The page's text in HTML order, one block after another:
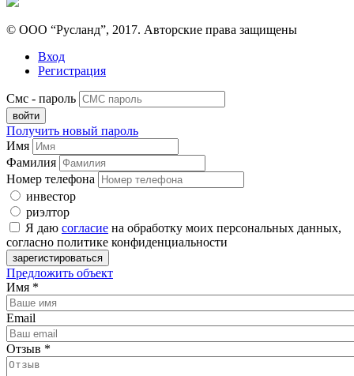
© ООО “Русланд”, 2017. Авторские права защищены
Вход
Регистрация
Смс - пароль
Получить новый пароль
Имя
Фамилия
Номер телефона
инвестор
риэлтор
Я даю согласие на обработку моих персональных данных,
согласно политике конфиденциальности
Предложить объект
Имя *
Email
Отзыв *